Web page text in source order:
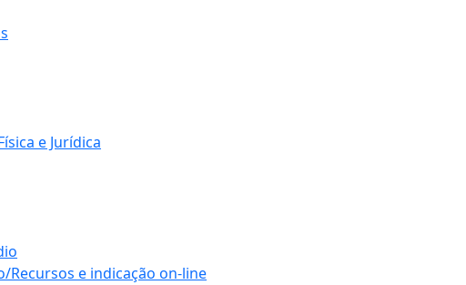
e Jurídica
Recursos e indicação on-line